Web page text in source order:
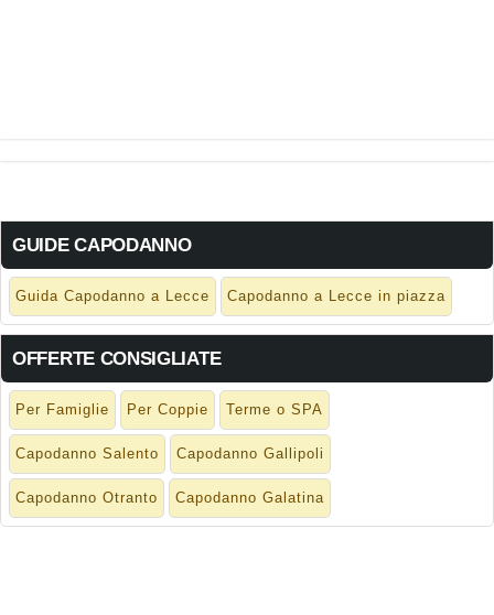
GUIDE CAPODANNO
Guida Capodanno a Lecce Capodanno a Lecce in piazza
OFFERTE CONSIGLIATE
Per Famiglie Per Coppie Terme o SPA
Capodanno Salento Capodanno Gallipoli
Capodanno Otranto Capodanno Galatina